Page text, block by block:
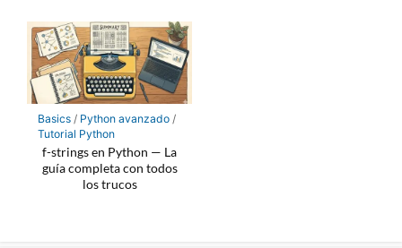
Basics/ Python avanzado/
Tutorial Python
f-strings en Python — La
guía completa con todos
los trucos